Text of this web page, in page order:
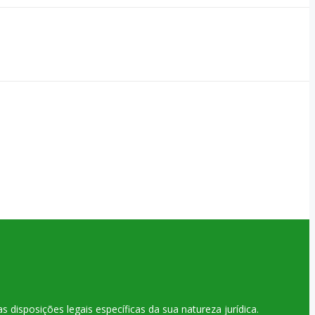
disposições legais específicas da sua natureza jurídica.